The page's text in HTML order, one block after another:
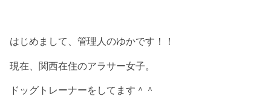
はじめまして、管理人のゆかです！！
現在、関西在住のアラサー女子。
ドッグトレーナーをしてます＾＾